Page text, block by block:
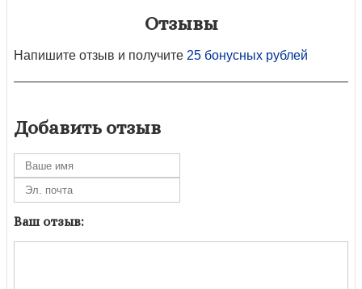
Отзывы
Напишите отзыв и получите 25 бонусных рублей
Добавить отзыв
Ваш отзыв: